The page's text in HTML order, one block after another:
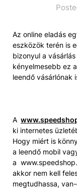
Az online eladás
eszközök terén is
bizonyul a
kényelmesebb ez
leendő vásárlónak
A
ki internetes
Hogy miért is
a leendő mobil
a
akkor nem kell
megtudhassa,